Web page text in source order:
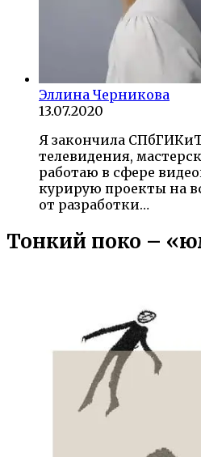
Эллина Черникова
13.07.2020
Я закончила
телевидения,
работаю в сфере
курирую проекты на
от разработки…
Тонкий поко –